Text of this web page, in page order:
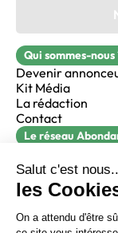
Sur
Qui sommes-nous
Devenir
Kit Média
La rédaction
Contact
Le réseau
Réacteur
alfie formation